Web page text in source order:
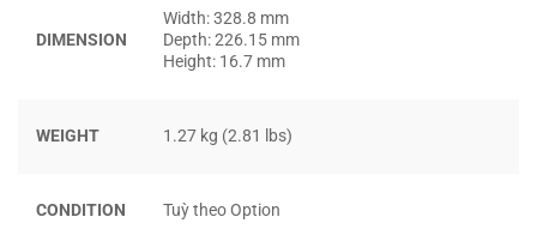
DIMENSION
Width: 328.8 mm
Depth: 226.15 mm
Height: 16.7 mm
WEIGHT 1.27 kg (2.81 lbs)
CONDITION Tuỳ theo Option